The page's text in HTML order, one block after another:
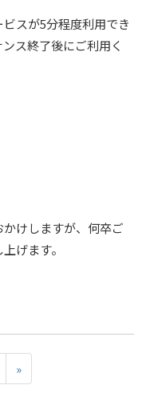
スが5分程度利用でき
ス終了後にご利用く
けしますが、何卒ご
げます。
»